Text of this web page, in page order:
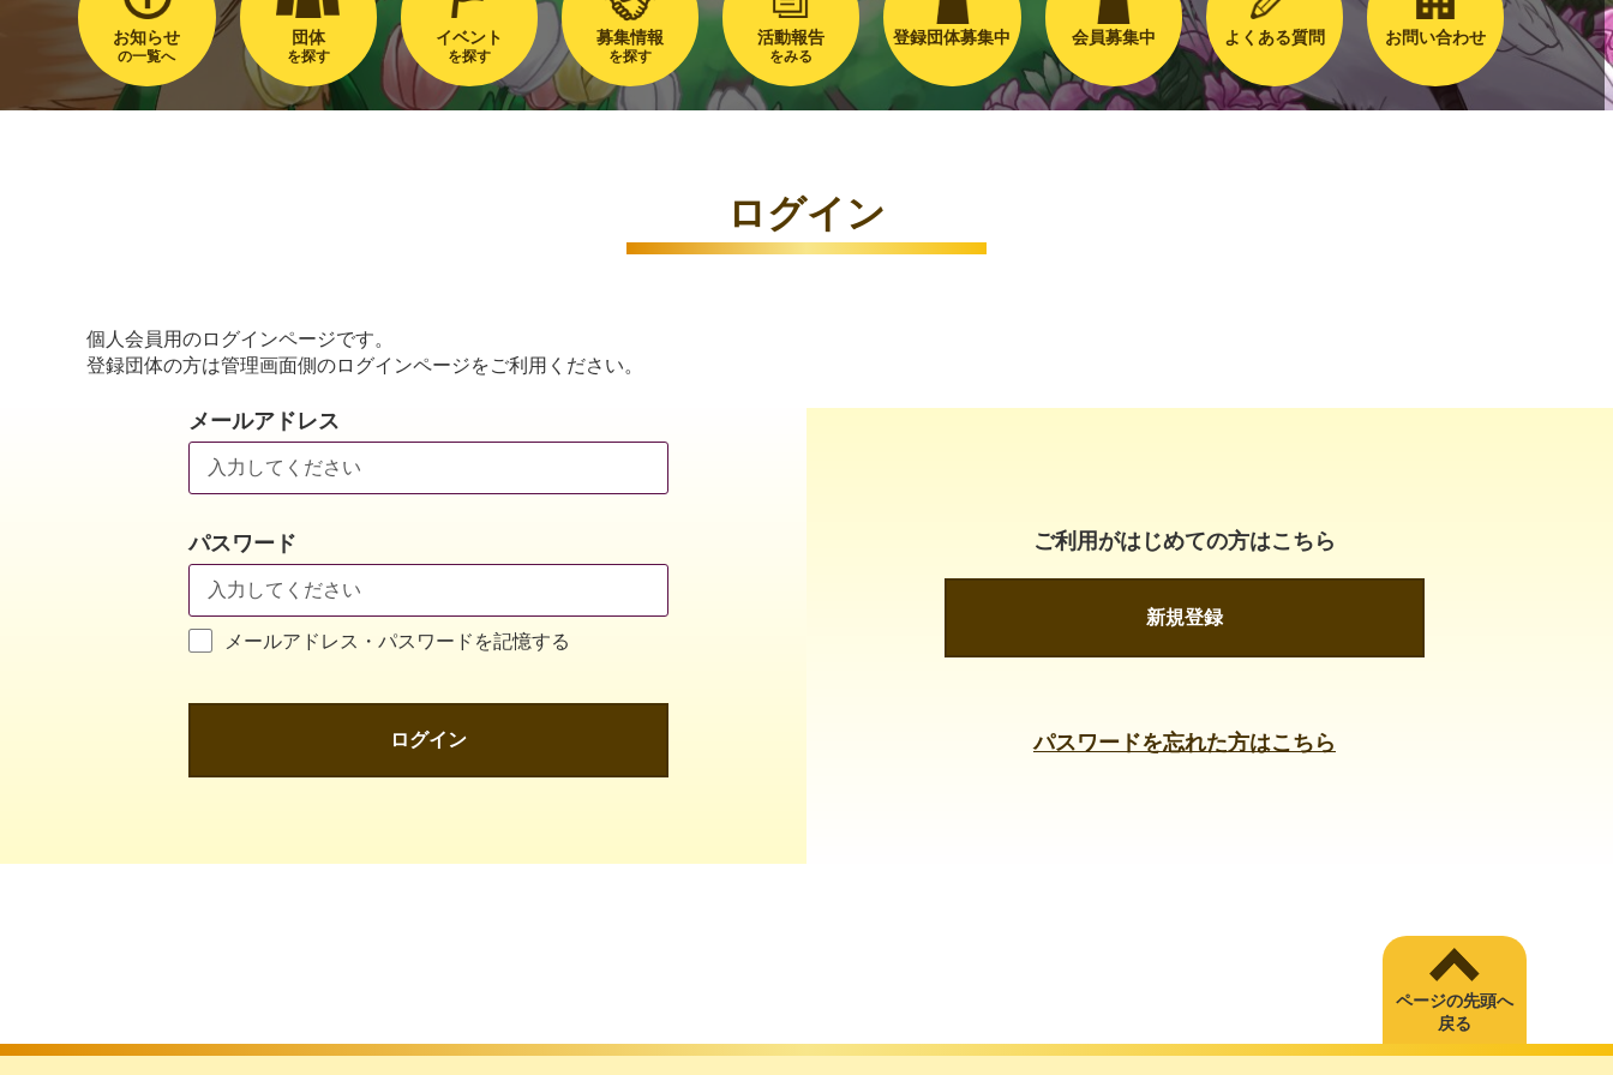
お知らせ
の一覧へ
団体
を探す
イベント
を探す
募集情報
を探す
活動報告
をみる
登録団体募集中 会員募集中 よくある質問 お問い合わせ
ログイン
個人会員用のログインページです。
登録団体の方は管理画面側のログインページをご利用ください。
メールアドレス
パスワード
メールアドレス・パスワードを記憶する
ログイン
ご利用がはじめての方はこちら
新規登録
パスワードを忘れた方はこちら
ページの先頭へ
戻る